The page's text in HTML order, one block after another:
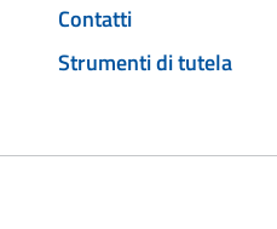
Contatti
Strumenti di tutela